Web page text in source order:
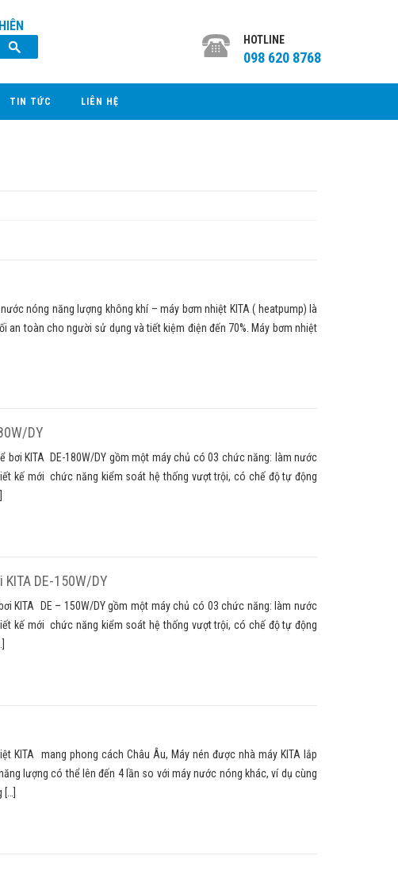
HOTLINE
098 620 8768
TIN TỨC LIÊN HỆ
nóng năng lượng không khí – máy bơm nhiệt KITA ( heatpump) là
an toàn cho người sử dụng và tiết kiệm điện đến 70%. Máy bơm nhiệt
DY
KITA DE-180W/DY gồm một máy chủ có 03 chức năng: làm nước
kế mới chức năng kiểm soát hệ thống vượt trội, có chế độ tự động
DE-150W/DY
KITA DE – 150W/DY gồm một máy chủ có 03 chức năng: làm nước
kế mới chức năng kiểm soát hệ thống vượt trội, có chế độ tự động
mang phong cách Châu Âu, Máy nén được nhà máy KITA lắp
lượng có thể lên đến 4 lần so với máy nước nóng khác, ví dụ cùng